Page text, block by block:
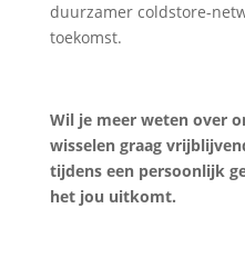
duurzamer coldstore-
toekomst.
Wil je meer weten over
wisselen graag
tijdens een persoonlijk
het jou uitkomt.